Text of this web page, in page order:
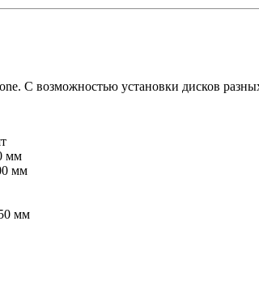
С возможностью установки дисков
мм
мм
мм